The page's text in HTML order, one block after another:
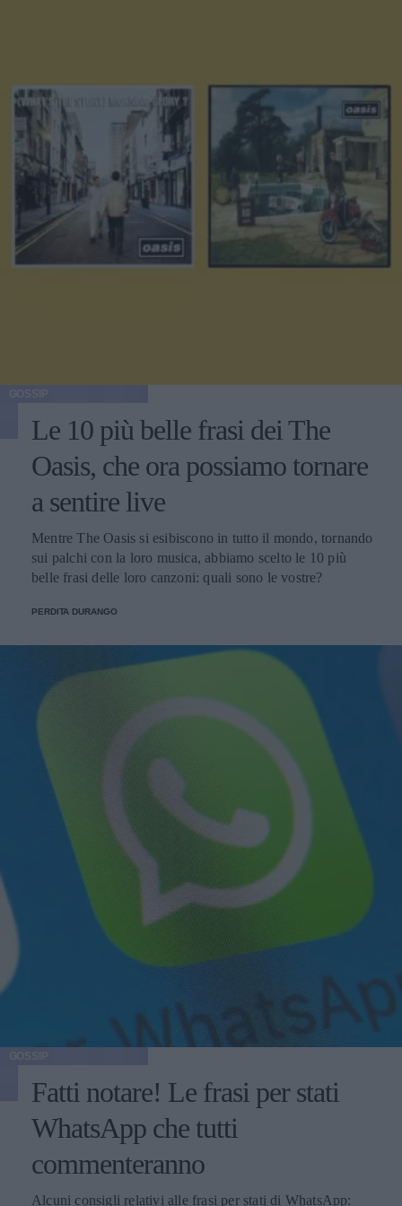
Le 10 più belle frasi dei The
Oasis, che ora possiamo tornare
a sentire live
Mentre The Oasis si esibiscono in tutto il mondo, tornando
sui palchi con la loro musica, abbiamo scelto le 10 più
belle frasi delle loro canzoni: quali sono le vostre?
PERDITA DURANGO
Fatti notare! Le frasi per stati
WhatsApp che tutti
commenteranno
Alcuni consigli relativi alle frasi per stati di WhatsApp: